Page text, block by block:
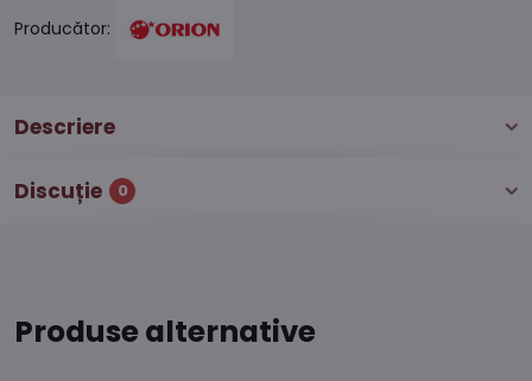
Producător:
Descriere
Discuție 0
Produse alternative